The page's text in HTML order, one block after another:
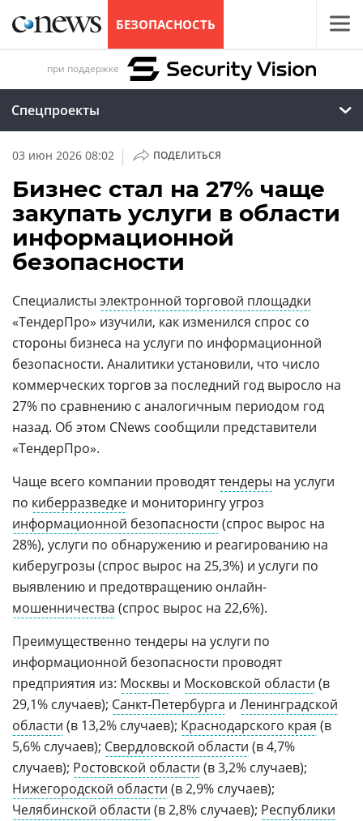
БЕЗОПАСНОСТЬ
при поддержке
Спецпроекты
03 июн 2026 08:02 | ПОДЕЛИТЬСЯ
Бизнес стал на 27% чаще
закупать услуги в области
информационной
безопасности
Специалисты электронной торговой площадки
«ТендерПро» изучили, как изменился спрос со
стороны бизнеса на услуги по информационной
безопасности. Аналитики установили, что число
коммерческих торгов за последний год выросло на
27% по сравнению с аналогичным периодом год
назад. Об этом CNews сообщили представители
«ТендерПро».
Чаще всего компании проводяттендеры на услуги
по киберразведке и мониторингу угроз
информационной безопасности (спрос вырос на
28%), услуги по обнаружению и реагированию на
киберугрозы (спрос вырос на 25,3%) и услуги по
выявлению и предотвращению онлайн-
мошенничества (спрос вырос на 22,6%).
Преимущественно тендеры на услуги по
информационной безопасности проводят
предприятия из: Москвы и Московской области (в
29,1% случаев); Санкт-Петербурга и Ленинградской
области (в 13,2% случаев); Краснодарского края (в
5,6% случаев); Свердловской области (в 4,7%
случаев); Ростовской области (в 3,2% случаев);
Нижегородской области (в 2,9% случаев);
Челябинской области (в 2,8% случаев); Республики